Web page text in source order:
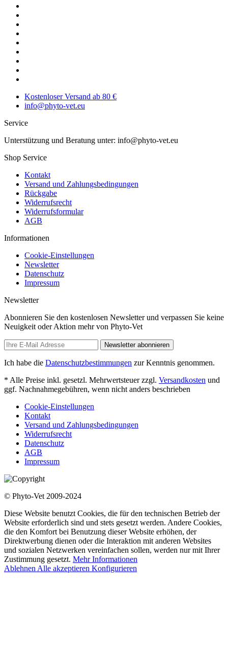
Kostenloser Versand ab 80 €
info@phyto-vet.eu
Service
Unterstützung und Beratung unter: info@phyto-vet.eu
Shop Service
Kontakt
Versand und Zahlungsbedingungen
Rückgabe
Widerrufsrecht
Widerrufsformular
AGB
Informationen
Cookie-Einstellungen
Newsletter
Datenschutz
Impressum
Newsletter
Abonnieren Sie den kostenlosen Newsletter und verpassen Sie keine
Neuigkeit oder Aktion mehr von Phyto-Vet
Newsletter abonnieren
Ich habe die Datenschutzbestimmungen zur Kenntnis genommen.
* Alle Preise inkl. gesetzl. Mehrwertsteuer zzgl. Versandkosten und
ggf. Nachnahmegebühren, wenn nicht anders beschrieben
Cookie-Einstellungen
Kontakt
Versand und Zahlungsbedingungen
Widerrufsrecht
Datenschutz
AGB
Impressum
© Phyto-Vet 2009-2024
Diese Website benutzt Cookies, die für den technischen Betrieb der
Website erforderlich sind und stets gesetzt werden. Andere Cookies,
die den Komfort bei Benutzung dieser Website erhöhen, der
Direktwerbung dienen oder die Interaktion mit anderen Websites
und sozialen Netzwerken vereinfachen sollen, werden nur mit Ihrer
Zustimmung gesetzt. Mehr Informationen
Ablehnen Alle akzeptieren Konfigurieren